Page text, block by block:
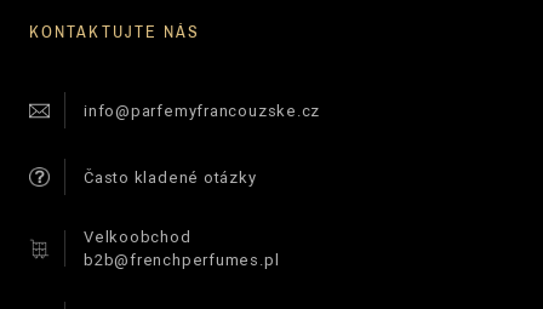
KONTAKTUJTE NÁS
info@parfemyfrancouzske.cz
Často kladené otázky
Velkoobchod
b2b@frenchperfumes.pl